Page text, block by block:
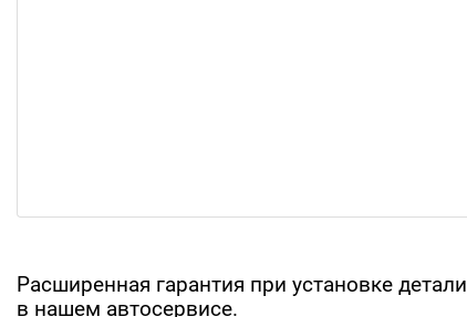
Расширенная гарантия при установке детали
в нашем автосервисе.